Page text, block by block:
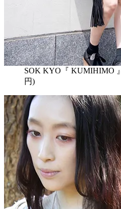
SOK KYO『 KUMIHIMO 』
円)